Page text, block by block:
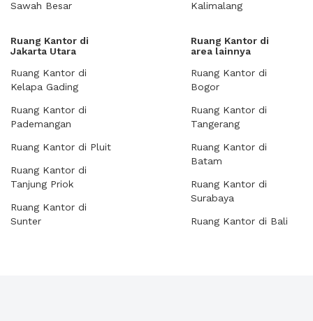
Sawah Besar
Kalimalang
Ruang Kantor di
Jakarta Utara
Ruang Kantor di
Kelapa Gading
Ruang Kantor di
Pademangan
Ruang Kantor di Pluit
Ruang Kantor di
Tanjung Priok
Ruang Kantor di
Sunter
Ruang Kantor di
area lainnya
Ruang Kantor di
Bogor
Ruang Kantor di
Tangerang
Ruang Kantor di
Batam
Ruang Kantor di
Surabaya
Ruang Kantor di Bali